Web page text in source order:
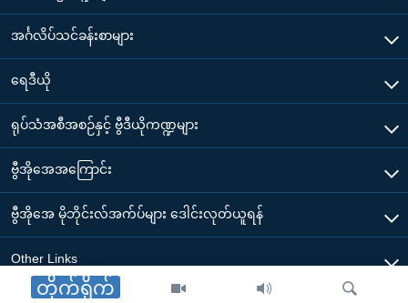
တိုက်ရိုက်
အင်္ဂလိပ်သင်ခန်းစာများ
ရေဒီယို
ရုပ်သံအစီအစဉ်နှင့် ဗွီဒီယိုကဏ္ဍများ
ဗွီအိုအေအကြောင်း
ဗွီအိုအေ မိုဘိုင်းလ်အက်ပ်များ ဒေါင်းလုတ်ယူရန်
Other Links